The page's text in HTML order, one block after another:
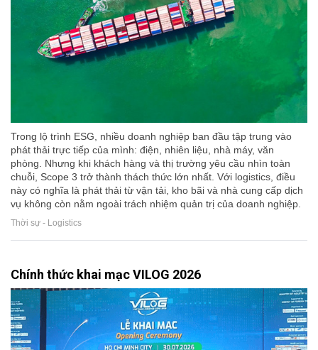
Trong lộ trình ESG, nhiều doanh nghiệp ban đầu tập trung vào
phát thải trực tiếp của mình: điện, nhiên liệu, nhà máy, văn
phòng. Nhưng khi khách hàng và thị trường yêu cầu nhìn toàn
chuỗi, Scope 3 trở thành thách thức lớn nhất. Với logistics, điều
này có nghĩa là phát thải từ vận tải, kho bãi và nhà cung cấp dịch
vụ không còn nằm ngoài trách nhiệm quản trị của doanh nghiệp.
Thời sự - Logistics
Chính thức khai mạc VILOG 2026